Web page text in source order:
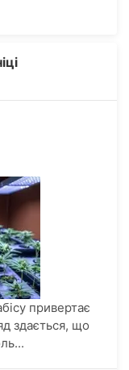
привертає
здається, що